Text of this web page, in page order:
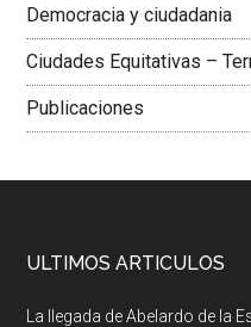
Democracia y ciudadania
Ciudades Equitativas –
Publicaciones
ULTIMOS ARTICULOS
La llegada de Abelardo de la